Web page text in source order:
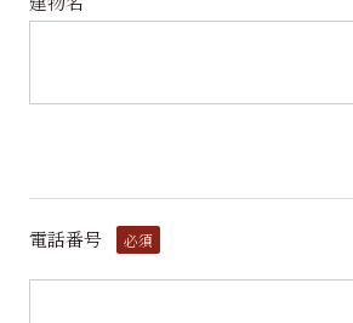
電話番号 必須